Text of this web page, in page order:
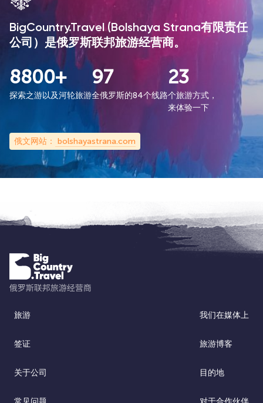
BigCountry.Travel (Bolshaya Strana有限责任
公司）是俄罗斯联邦旅游经营商。
8800+
探索之游以及河轮旅游
97
全俄罗斯的84个线路
23
个旅游方式，
来体验一下
俄文网站： bolshayastrana.com
旅游 我们在媒体上
签证 旅游博客
关于公司 目的地